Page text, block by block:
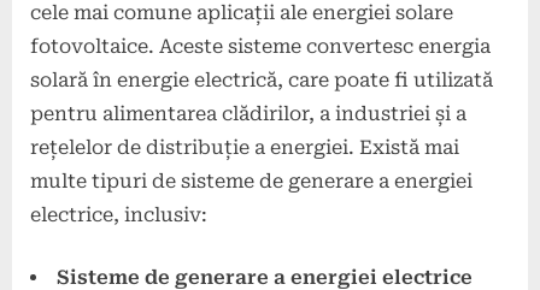
cele mai comune aplicații ale energiei solare
fotovoltaice. Aceste sisteme convertesc energia
solară în energie electrică, care poate fi utilizată
pentru alimentarea clădirilor, a industriei și a
rețelelor de distribuție a energiei. Există mai
multe tipuri de sisteme de generare a energiei
electrice, inclusiv:
Sisteme de generare a energiei electrice